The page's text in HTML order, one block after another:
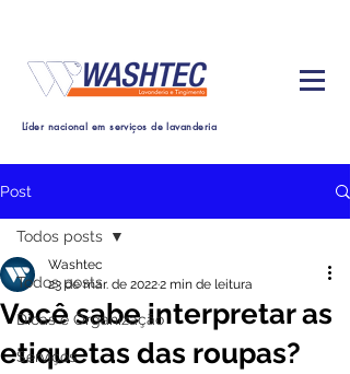
Líder nacional em serviços de lavanderia
Post
Todos posts
Dicas e Organização
Serviços
Todos posts
Você sabe interpretar as
etiquetas das roupas?
Washtec
23 de mar. de 20222 min de leitura